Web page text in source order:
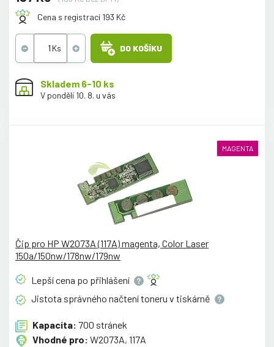
Cena s registrací 193 Kč
DO KOŠÍKU
Skladem 6-10 ks
V pondělí 10. 8. u vás
MAGENTA
Čip pro HP W2073A (117A) magenta, Color Laser
150a/150nw/178nw/179nw
Lepší cena po přihlášení
Jistota správného načtení toneru v tiskárně
Kapacita: 700 stránek
Vhodné pro: W2073A, 117A